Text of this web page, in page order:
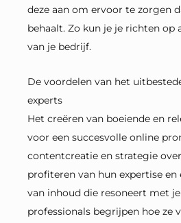
deze aan om ervoor te zorgen
behaalt. Zo kun je je richten op
van je bedrijf.
De voordelen van het
experts
Het creëren van boeiende en
voor een succesvolle online
contentcreatie en strategie
profiteren van hun expertise
van inhoud die resoneert met
professionals begrijpen hoe ze